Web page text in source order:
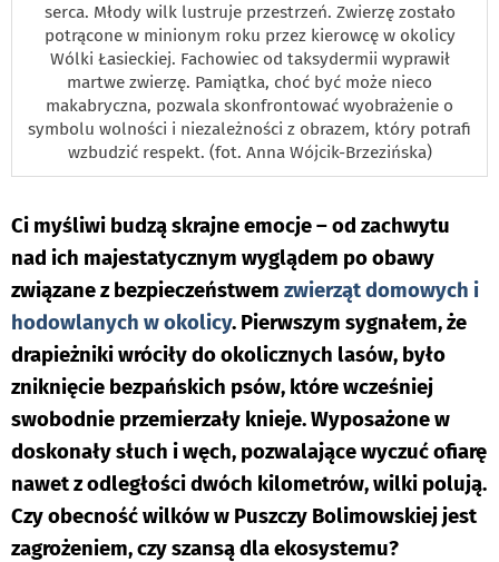
serca. Młody wilk lustruje przestrzeń. Zwierzę zostało
potrącone w minionym roku przez kierowcę w okolicy
Wólki Łasieckiej. Fachowiec od taksydermii wyprawił
martwe zwierzę. Pamiątka, choć być może nieco
makabryczna, pozwala skonfrontować wyobrażenie o
symbolu wolności i niezależności z obrazem, który potrafi
wzbudzić respekt. (fot. Anna Wójcik-Brzezińska)
Ci myśliwi budzą skrajne emocje – od zachwytu
nad ich majestatycznym wyglądem po obawy
związane z bezpieczeństwem zwierząt domowych i
hodowlanych w okolicy. Pierwszym sygnałem, że
drapieżniki wróciły do okolicznych lasów, było
zniknięcie bezpańskich psów, które wcześniej
swobodnie przemierzały knieje. Wyposażone w
doskonały słuch i węch, pozwalające wyczuć ofiarę
nawet z odległości dwóch kilometrów, wilki polują.
Czy obecność wilków w Puszczy Bolimowskiej jest
zagrożeniem, czy szansą dla ekosystemu?